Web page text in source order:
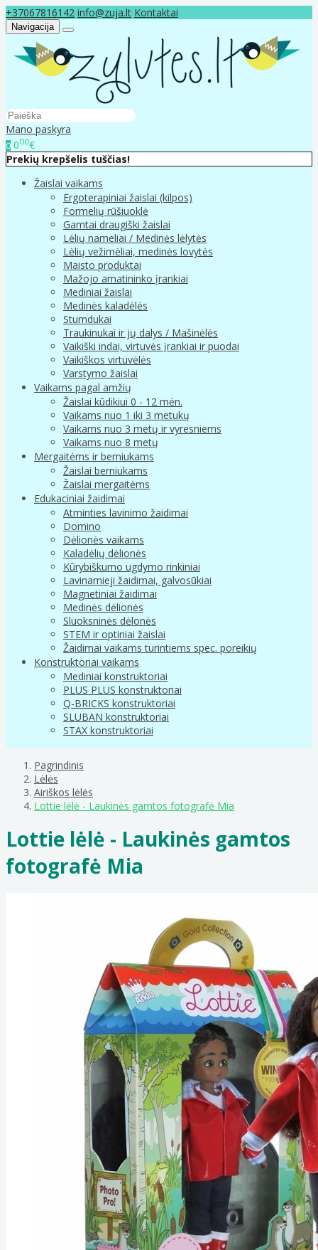
+37067816142 info@zuja.lt Kontaktai
Navigacija
Mano paskyra
0 000€
Prekių krepšelis tuščias!
Žaislai vaikams
Ergoterapiniai žaislai (kilpos)
Formelių rūšiuoklė
Gamtai draugiški žaislai
Lėlių nameliai / Medinės lėlytės
Lėlių vežimėliai, medinės lovytės
Maisto produktai
Mažojo amatininko įrankiai
Mediniai žaislai
Medinės kaladėlės
Stumdukai
Traukinukai ir jų dalys / Mašinėlės
Vaikiški indai, virtuvės įrankiai ir puodai
Vaikiškos virtuvėlės
Varstymo žaislai
Vaikams pagal amžių
Žaislai kūdikiui 0 - 12 mėn.
Vaikams nuo 1 iki 3 metukų
Vaikams nuo 3 metų ir vyresniems
Vaikams nuo 8 metų
Mergaitėms ir berniukams
Žaislai berniukams
Žaislai mergaitėms
Edukaciniai žaidimai
Atminties lavinimo žaidimai
Domino
Dėlionės vaikams
Kaladėlių dėlionės
Kūrybiškumo ugdymo rinkiniai
Lavinamieji žaidimai, galvosūkiai
Magnetiniai žaidimai
Medinės dėlionės
Sluoksninės dėlonės
STEM ir optiniai žaislai
Žaidimai vaikams turintiems spec. poreikių
Konstruktoriai vaikams
Mediniai konstruktoriai
PLUS PLUS konstruktoriai
Q-BRICKS konstruktoriai
SLUBAN konstruktoriai
STAX konstruktoriai
Pagrindinis
Lėlės
Airiškos lėlės
Lottie lėlė - Laukinės gamtos fotografė Mia
Lottie lėlė - Laukinės gamtos
fotografė Mia